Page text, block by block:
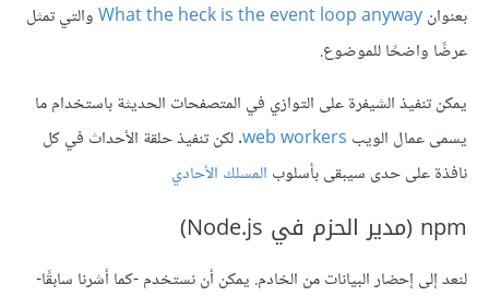
بعنوانWhat the heck is the event loop anywayوالتي تمثل
عرضًا واضحًا للموضوع.
يمكن تنفيذ الشيفرة على التوازي في المتصفحات الحديثة باستخدام ما
يسمى عمال الويب web workers. لكن تنفيذ حلقة الأحداث في كل
نافذة على حدى سيبقى بأسلوب المسلك الأحادي
npm (مدير الحزم في Node.js)
لنعد إلى إحضار البيانات من الخادم. يمكن أن نستخدم -كما أشرنا سابقًا-